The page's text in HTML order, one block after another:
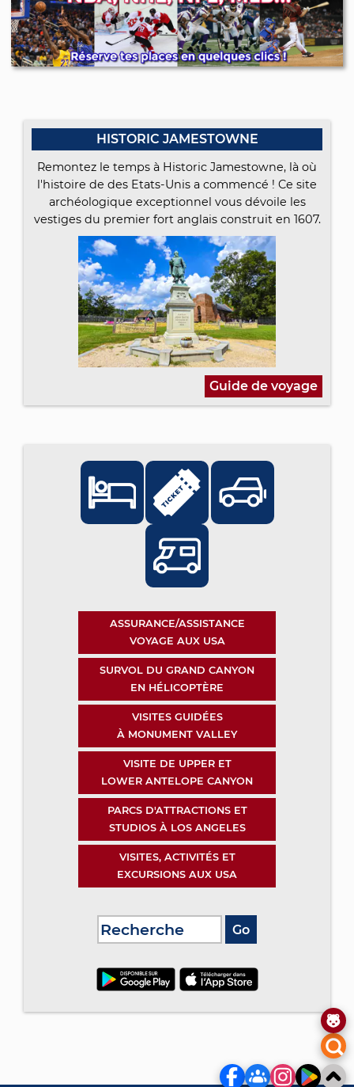
HISTORIC JAMESTOWNE
Remontez le temps à Historic Jamestowne, là où
l'histoire de des Etats-Unis a commencé ! Ce site
archéologique exceptionnel vous dévoile les
vestiges du premier fort anglais construit en 1607.
Guide de voyage
ASSURANCE/ASSISTANCE
VOYAGE AUX USA
SURVOL DU GRAND CANYON
EN HÉLICOPTÈRE
VISITES GUIDÉES
À MONUMENT VALLEY
VISITE DE UPPER ET
LOWER ANTELOPE CANYON
PARCS D'ATTRACTIONS ET
STUDIOS À LOS ANGELES
VISITES, ACTIVITÉS ET
EXCURSIONS AUX USA